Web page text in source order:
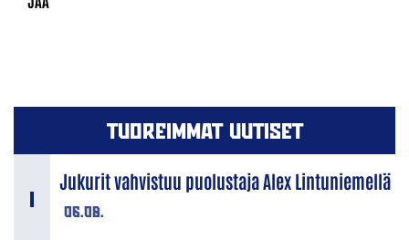
TUOREIMMAT UUTISET
06.08.
Jukurit vahvistuu puolustaja Alex Lintuniemellä